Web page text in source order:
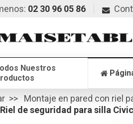
02 30 96 05 86
Nuestros
Montaje en pared con riel
Riel de seguridad para silla